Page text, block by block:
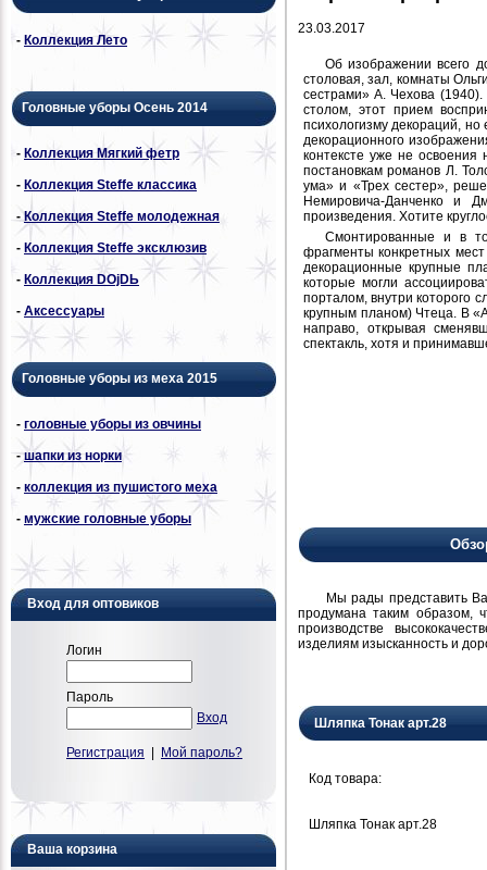
- Коллекция Лето
Головные уборы Осень 2014
- Коллекция Мягкий фетр
- Коллекция Steffe классика
-Коллекция Steffe молодежная
- Коллекция Steffe эксклюзив
- Коллекция DОjDЬ
- Аксессуары
Головные уборы из меха 2015
- головные уборы из овчины
-шапки из норки
- коллекция из пушистого меха
- мужские головные уборы
Вход для оптовиков
Логин
Пароль
Вход
Регистрация Мой пароль?
Ваша корзина
23.03.2017
Об изображении всего
столовая, зал, комнаты
сестрами» А. Чехова
столом, этот прием
психологизму декораций,
декорационного
контексте уже не
постановкам романов Л.
ума» и «Трех сестер»,
Немировича-Данченко и
произведения. Хотите
Смонтированные и в
фрагменты конкретных
декорационные крупные
которые могли
порталом, внутри которого
крупным планом) Чтеца. В
направо, открывая
спектакль, хотя и
Мы рады представить Вам
продумана таким образом,
производстве
изделиям изысканность и
Шляпка Тонак арт.28
Код товара:
Шляпка Тонак арт.28